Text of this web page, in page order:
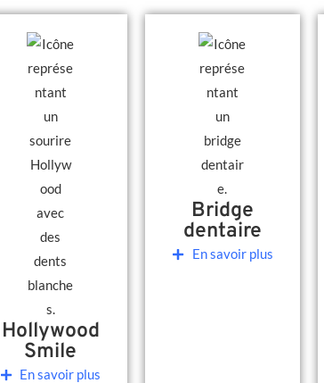
Hollywood
Smile
En savoir plus
Bridge
dentaire
En savoir plus